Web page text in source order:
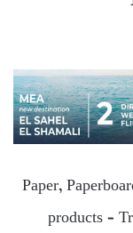
Paper,
products –